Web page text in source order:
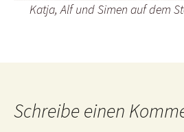
Katja, Alf und Simen auf dem
Schreibe einen